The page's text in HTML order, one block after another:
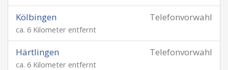
Telefonvorwahl
Kölbingen
ca. 6 Kilometer entfernt
Telefonvorwahl
Härtlingen
ca. 6 Kilometer entfernt